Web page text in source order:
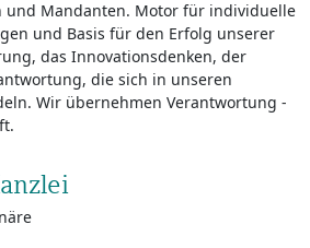
und Mandanten. Motor für individuelle
und Basis für den Erfolg unserer
das Innovationsdenken, der
die sich in unseren
Wir übernehmen Verantwortung -